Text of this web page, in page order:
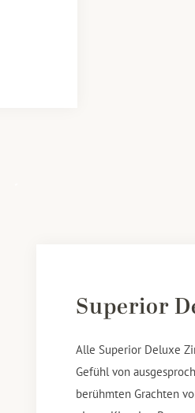
Superior
Alle Superior Deluxe
Gefühl von
berühmten Grachten